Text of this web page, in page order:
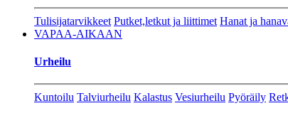
Tulisijatarvikkeet Putket,letkut ja liittimet Hanat ja
VAPAA-AIKAAN
Urheilu
Kuntoilu Talviurheilu Kalastus Vesiurheilu Pyöräily